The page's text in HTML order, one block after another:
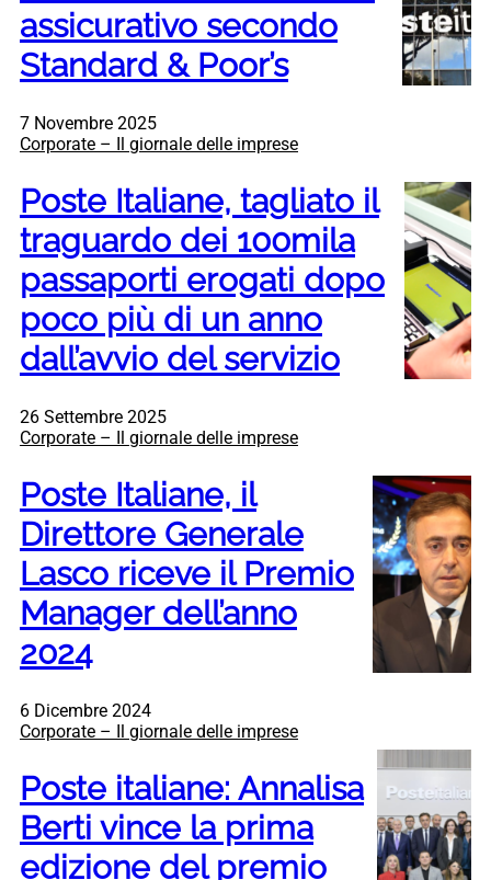
assicurativo secondo
Standard & Poor’s
7 Novembre 2025
Corporate – Il giornale delle imprese
Poste Italiane, tagliato il
traguardo dei 100mila
passaporti erogati dopo
poco più di un anno
dall’avvio del servizio
26 Settembre 2025
Corporate – Il giornale delle imprese
Poste Italiane, il
Direttore Generale
Lasco riceve il Premio
Manager dell’anno
2024
6 Dicembre 2024
Corporate – Il giornale delle imprese
Poste italiane: Annalisa
Berti vince la prima
edizione del premio